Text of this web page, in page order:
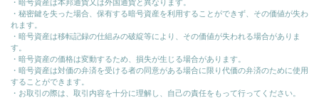
・暗号資産は本邦通貨又は外国通貨と異なります。
・秘密鍵を失った場合、保有する暗号資産を利用することができず、その価値が失わ
れます。
・暗号資産は移転記録の仕組みの破綻等により、その価値が失われる場合がありま
す。
・暗号資産の価格は変動するため、損失が生じる場合があります。
・暗号資産は対価の弁済を受ける者の同意がある場合に限り代価の弁済のために使⽤
することができます。
・お取引の際は、取引内容を十分に理解し、自己の責任をもって行ってください。